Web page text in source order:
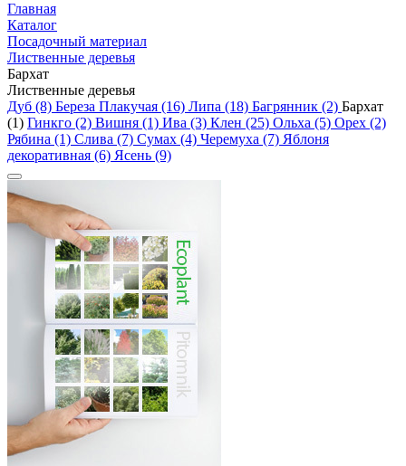
Главная
Каталог
Посадочный материал
Лиственные деревья
Бархат
Лиственные деревья
Дуб (8) Береза Плакучая (16) Липа (18) Багрянник (2) Бархат
(1) Гинкго (2) Вишня (1) Ива (3) Клен (25) Ольха (5) Орех (2)
Рябина (1) Слива (7) Сумах (4) Черемуха (7) Яблоня
декоративная (6) Ясень (9)